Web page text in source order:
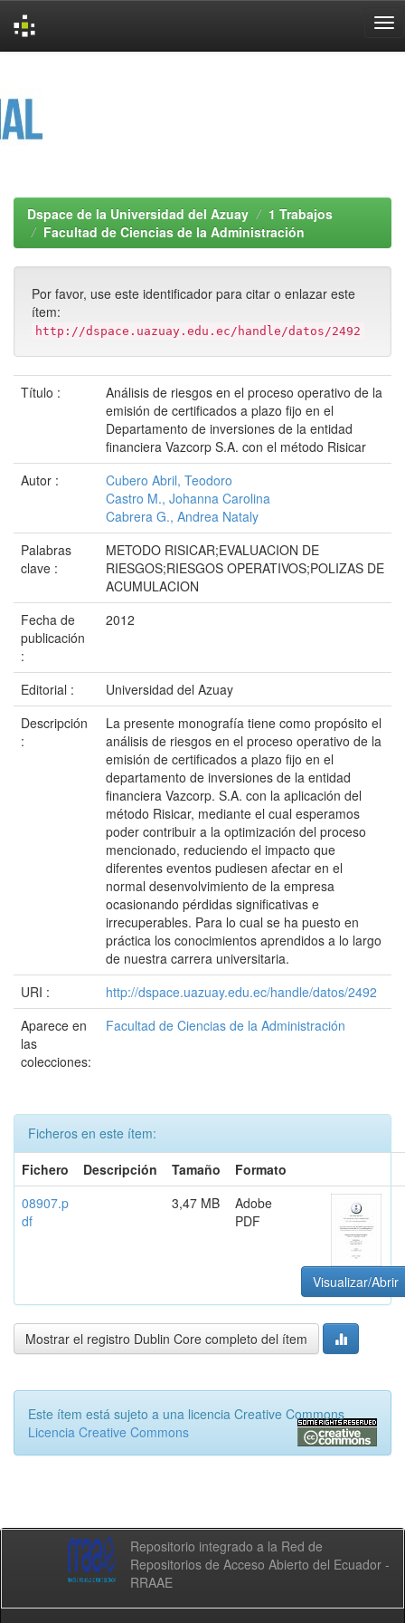
Dspace de la Universidad del Azuay
1 Trabajos
Facultad de Ciencias de la Administración
Por favor, use este identificador para citar o enlazar este
ítem:
http://dspace.uazuay.edu.ec/handle/datos/2492
Título :
Análisis de riesgos en el proceso operativo de la
emisión de certificados a plazo fijo en el
Departamento de inversiones de la entidad
financiera Vazcorp S.A. con el método Risicar
Autor :
Cubero Abril, Teodoro
Castro M., Johanna Carolina
Cabrera G., Andrea Nataly
Palabras
clave :
METODO RISICAR;EVALUACION DE
RIESGOS;RIESGOS OPERATIVOS;POLIZAS DE
ACUMULACION
Fecha de
publicación
:
2012
Editorial :
Universidad del Azuay
Descripción
:
La presente monografía tiene como propósito el
análisis de riesgos en el proceso operativo de la
emisión de certificados a plazo fijo en el
departamento de inversiones de la entidad
financiera Vazcorp. S.A. con la aplicación del
método Risicar, mediante el cual esperamos
poder contribuir a la optimización del proceso
mencionado, reduciendo el impacto que
diferentes eventos pudiesen afectar en el
normal desenvolvimiento de la empresa
ocasionando pérdidas significativas e
irrecuperables. Para lo cual se ha puesto en
práctica los conocimientos aprendidos a lo largo
de nuestra carrera universitaria.
URI :
http://dspace.uazuay.edu.ec/handle/datos/2492
Aparece en
las
colecciones:
Facultad de Ciencias de la Administración
Ficheros en este ítem:
Fichero
Descripción Tamaño
Formato
08907.p
df
3,47 MB
Adobe
PDF
Visualizar/Abrir
Mostrar el registro Dublin Core completo del ítem
Este ítem está sujeto a una licencia Creative Commons
Licencia Creative Commons
Repositorio integrado a la Red de
Repositorios de Acceso Abierto del Ecuador -
RRAAE